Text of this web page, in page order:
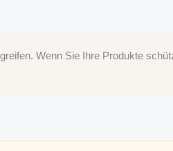
Wenn Sie Ihre Produkte